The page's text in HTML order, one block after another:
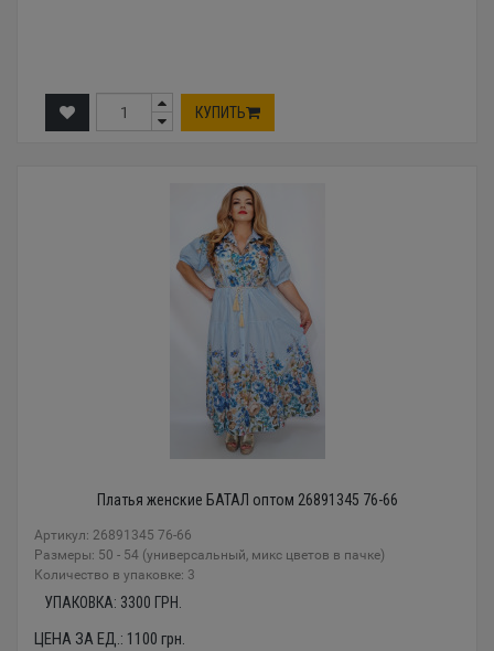
КУПИТЬ
Платья женские БАТАЛ оптом 26891345 76-66
Артикул: 26891345 76-66
Размеры: 50 - 54 (универсальный, микс цветов в пачке)
Количество в упаковке: 3
УПАКОВКА: 3300 ГРН.
ЦЕНА ЗА ЕД.: 1100 грн.